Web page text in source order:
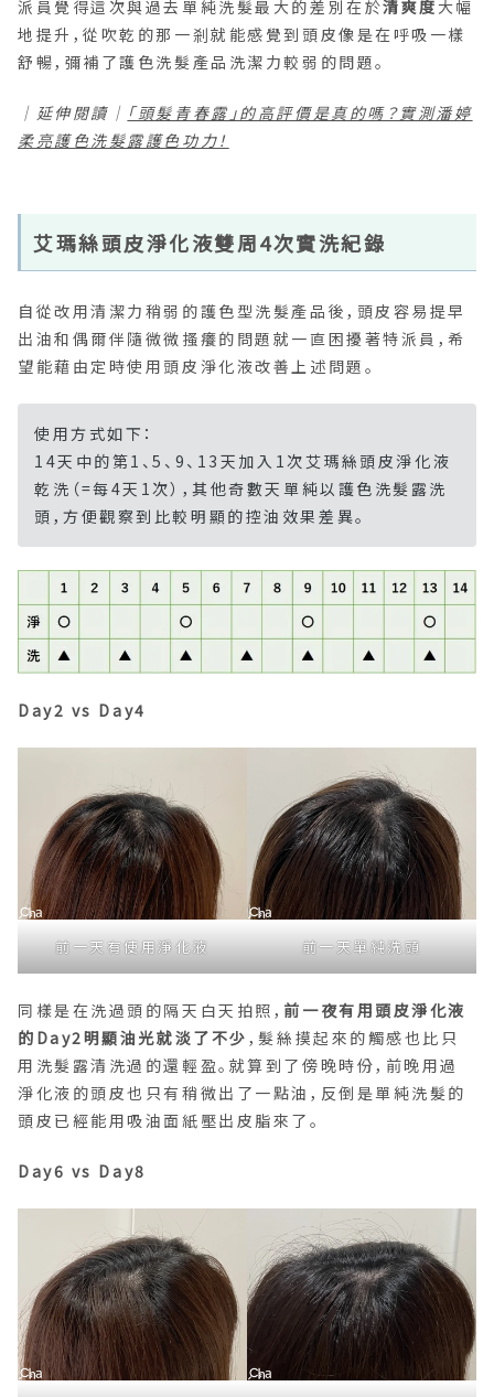
派員覺得這次與過去單純洗髮最大的差別在於清爽度 大幅
地提升，從吹乾的那一剎就能感覺到頭皮像是在呼吸一樣
舒暢，彌補了護色洗髮產品洗潔力較弱的問題。
｜延伸閱讀｜ 「頭髮青春露」的高評價是真的嗎？實測潘婷
柔亮護色洗髮露護色功力！
艾瑪絲頭皮淨化液雙周4次實洗紀錄
自從改用清潔力稍弱的護色型洗髮產品後，頭皮容易提早
出油和偶爾伴隨微微搔癢的問題就一直困擾著特派員，希
望能藉由定時使用頭皮淨化液改善上述問題。
使用方式如下：
14天中的第1、5、9、13天加入1次艾瑪絲頭皮淨化液
乾洗（=每4天1次），其他奇數天單純以護色洗髮露洗
頭，方便觀察到比較明顯的控油效果差異。
Day2 vs Day4
前一天有使用淨化液 前一天單純洗頭
同樣是在洗過頭的隔天白天拍照， 前一夜有用頭皮淨化液
的Day2明顯油光就淡了不少 ，髮絲摸起來的觸感也比只
用洗髮露清洗過的還輕盈。就算到了傍晚時份，前晚用過
淨化液的頭皮也只有稍微出了一點油，反倒是單純洗髮的
頭皮已經能用吸油面紙壓出皮脂來了。
Day6 vs Day8